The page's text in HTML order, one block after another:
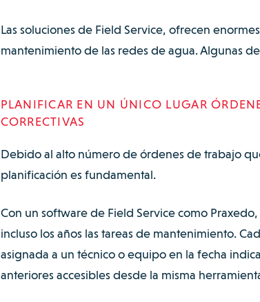
Las soluciones de Field Service, ofrecen
mantenimiento de las redes de agua. Algunas
PLANIFICAR EN UN ÚNICO LUGAR
CORRECTIVAS
Debido al alto número de órdenes de trabajo
planificación es fundamental.
Con un software de Field Service como
incluso los años las tareas de mantenimiento.
asignada a un técnico o equipo en la fecha
anteriores accesibles desde la misma